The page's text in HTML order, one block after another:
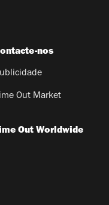
nos
Out Market
Out Worldwide